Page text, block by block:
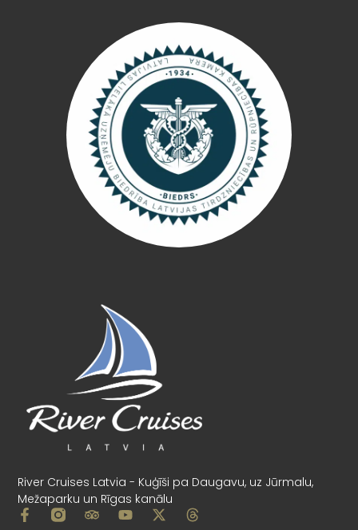
River Cruises Latvia - Kuģīši pa Daugavu, uz Jūrmalu,
Mežaparku un Rīgas kanālu